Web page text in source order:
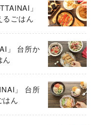
」
るごはん
か
ん
」 台所
はん